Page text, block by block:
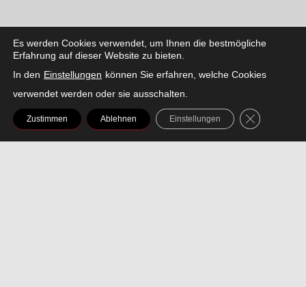
Peaze
FACEBOOK INSTAGRAMLINKEDIN SNAPCHAT THREADS TIKTOK X
Es werden Cookies verwendet, um Ihnen die bestmögliche
Erfahrung auf dieser Website zu bieten.
In den Einstellungen können Sie erfahren, welche Cookies
verwendet werden oder sie ausschalten.
Zustimmen Ablehnen Einstellungen GDPR